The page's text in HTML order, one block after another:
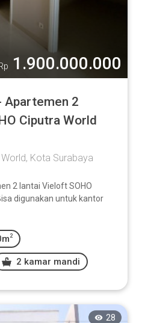
1.900.000.000
Apartemen 2
Ciputra World
Kota Surabaya
2 lantai Vieloft SOHO
digunakan untuk kantor
2
2 kamar mandi
28